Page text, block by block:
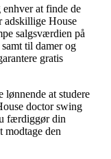
at finde de
adskillige House
salgsværdien på
til damer og
gratis
lønnende at studere
doctor swing
færdiggør din
modtage den